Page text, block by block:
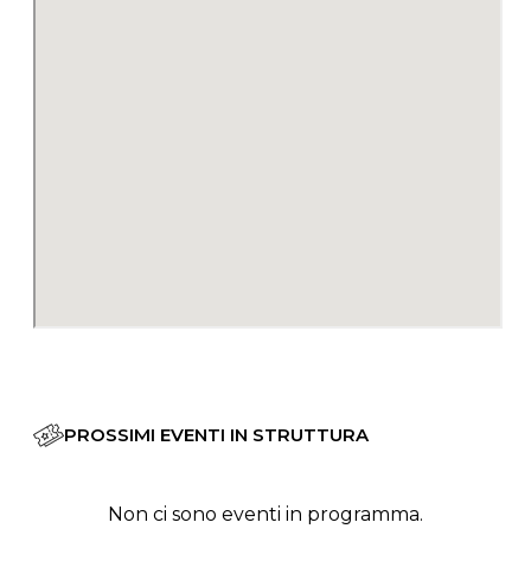
PROSSIMI EVENTI IN STRUTTURA
Non ci sono eventi in programma.